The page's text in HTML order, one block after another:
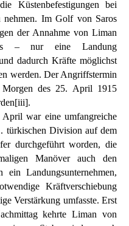
Küstenbefestigungen bei
nehmen. Im Golf von Saros
der Annahme von Liman
– nur eine Landung
dadurch Kräfte möglichst
werden. Der Angriffstermin
des 25. April 1915
war eine umfangreiche
türkischen Division auf dem
durchgeführt worden, die
Manöver auch den
ein Landungsunternehmen,
Kräftverschiebung
Verstärkung umfasste. Erst
kehrte Liman von